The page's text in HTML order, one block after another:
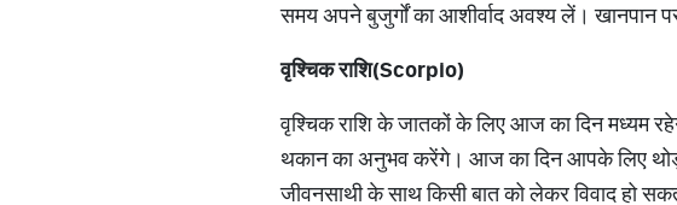
समय अपने बुजुर्गों का आशीर्वाद अवश्य लें। खानपान
वृश्चिक राशि(Scorpio)
वृश्चिक राशि के जातकों के लिए आज का दिन मध्यम
थकान का अनुभव करेंगे। आज का दिन आपके लिए थोड़ा
जीवनसाथी के साथ किसी बात को लेकर विवाद हो